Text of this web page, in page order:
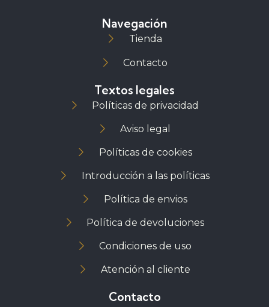
Navegación
Tienda
Contacto
Textos legales
Políticas de privacidad
Aviso legal
Políticas de cookies
Introducción a las políticas
Política de envios
Política de devoluciones
Condiciones de uso
Atención al cliente
Contacto